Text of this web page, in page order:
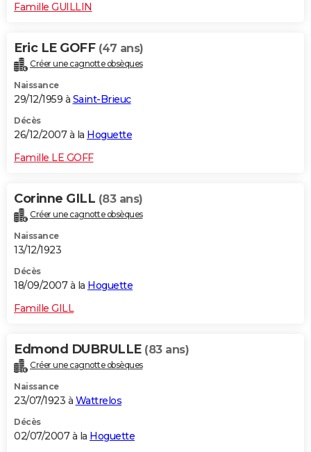
Famille GUILLIN
Eric LE GOFF (47 ans)
Créer une cagnotte obsèques
Naissance
29/12/1959 à Saint-Brieuc
Décès
26/12/2007 à la Hoguette
Famille LE GOFF
Corinne GILL (83 ans)
Créer une cagnotte obsèques
Naissance
13/12/1923
Décès
18/09/2007 à la Hoguette
Famille GILL
Edmond DUBRULLE (83 ans)
Créer une cagnotte obsèques
Naissance
23/07/1923 à Wattrelos
Décès
02/07/2007 à la Hoguette